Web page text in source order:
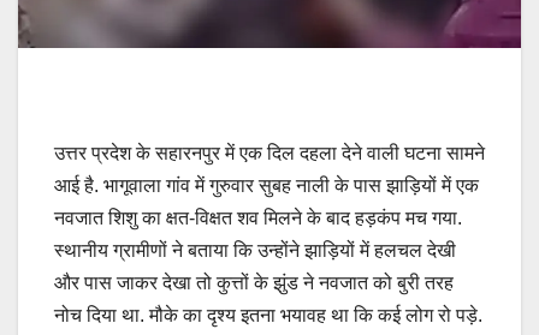
उत्तर प्रदेश के सहारनपुर में एक दिल दहला देने वाली घटना सामने
आई है. भागूवाला गांव में गुरुवार सुबह नाली के पास झाड़ियों में एक
नवजात शिशु का क्षत-विक्षत शव मिलने के बाद हड़कंप मच गया.
स्थानीय ग्रामीणों ने बताया कि उन्होंने झाड़ियों में हलचल देखी
और पास जाकर देखा तो कुत्तों के झुंड ने नवजात को बुरी तरह
नोच दिया था. मौके का दृश्य इतना भयावह था कि कई लोग रो पड़े.